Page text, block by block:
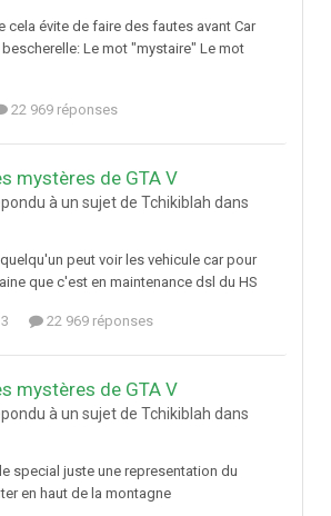
cela évite de faire des fautes avant Car
Le mot "mystaire" Le mot
22 969 réponses
mystères de GTA V
à un sujet de Tchikiblah dans
peut voir les vehicule car pour
que c'est en maintenance dsl du HS
22 969 réponses
mystères de GTA V
à un sujet de Tchikiblah dans
special juste une representation du
en haut de la montagne